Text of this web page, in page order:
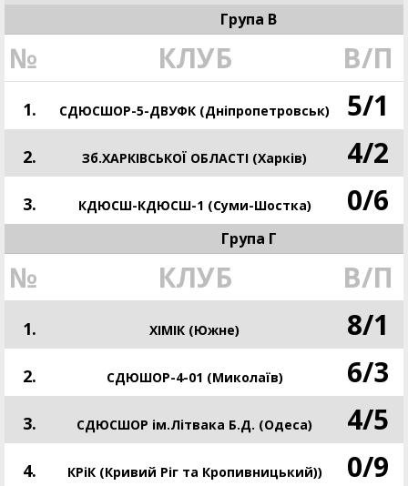
Група В
№ КЛУБ В/П
1. СДЮСШОР-5-ДВУФК (Дніпропетровськ) 5/1
2. Зб.ХАРКІВСЬКОЇ ОБЛАСТІ (Харків) 4/2
3. КДЮСШ-КДЮСШ-1 (Суми-Шостка) 0/6
Група Г
№ КЛУБ В/П
1. ХІМІК (Южне) 8/1
2. СДЮШОР-4-01 (Миколаїв) 6/3
3. СДЮСШОР ім.Літвака Б.Д. (Одеса) 4/5
4. КРіК (Кривий Ріг та Кропивницький)) 0/9